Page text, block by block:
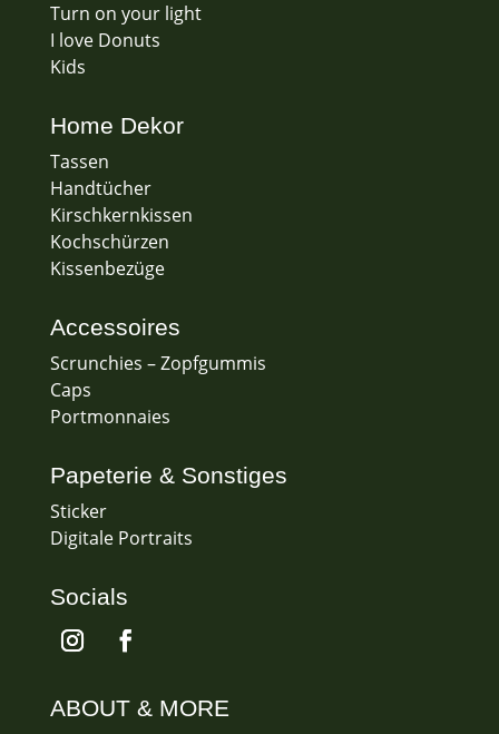
Turn on your light
I love Donuts
Kids
Home Dekor
Tassen
Handtücher
Kirschkernkissen
Kochschürzen
Kissenbezüge
Accessoires
Scrunchies – Zopfgummis
Caps
Portmonnaies
Papeterie & Sonstiges
Sticker
Digitale Portraits
Socials
ABOUT & MORE